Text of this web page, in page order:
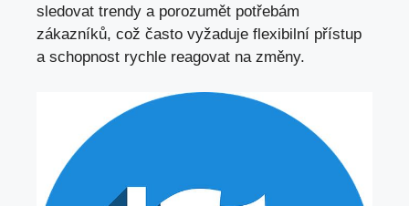
sledovat trendy a porozumět potřebám
zákazníků, což často vyžaduje flexibilní přístup
a schopnost rychle reagovat na změny.